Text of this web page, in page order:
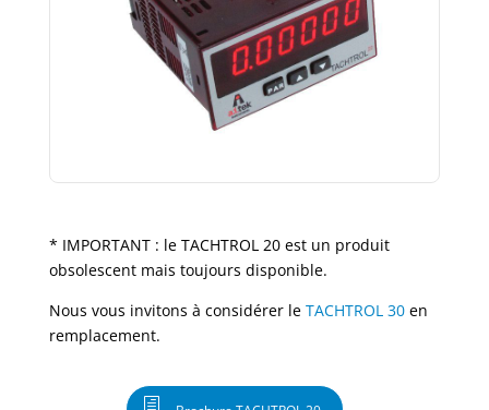
* IMPORTANT : le TACHTROL 20 est un produit
obsolescent mais toujours disponible.
Nous vous invitons à considérer le TACHTROL 30 en
remplacement.